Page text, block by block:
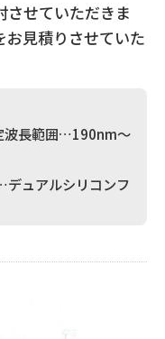
させていただきま
お見積りさせていた
波長範囲…190nm〜
ュアルシリコンフ